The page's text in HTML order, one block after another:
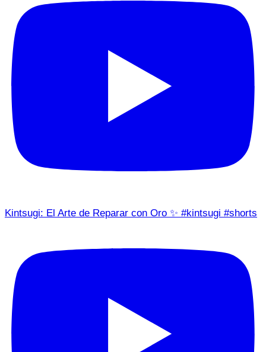
Kintsugi: El Arte de Reparar con Oro ✨ #kintsugi #shorts